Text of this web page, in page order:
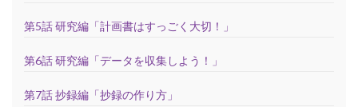
第5話 研究編「計画書はすっごく大切！」
第6話 研究編「データを収集しよう！」
第7話 抄録編「抄録の作り方」